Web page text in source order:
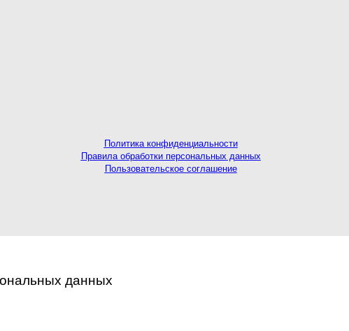
Политика конфиденциальности
Правила обработки персональных данных
Пользовательское соглашение
данных